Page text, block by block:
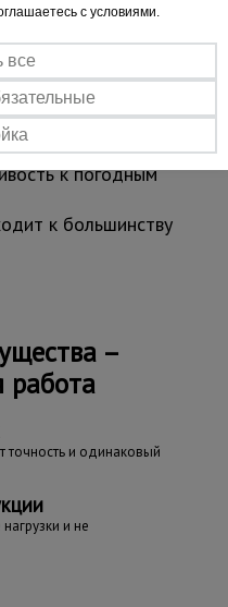
м.
— сборка без
и точный шаг.
к погодным
к большинству
–
работа
точность и одинаковый
и не
с условиями.
все